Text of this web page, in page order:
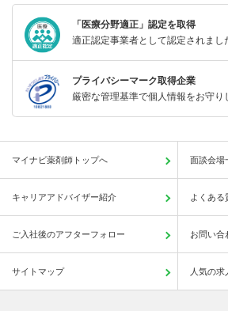
「医療分野適正」認定を取得
適正認定事業者として認定されまし
プライバシーマーク取得企業
厳密な管理基準で個人情報をお守り
マイナビ薬剤師トップへ 面談会場
キャリアアドバイザー紹介 よくある
ご入社後のアフターフォロー お問い合
サイトマップ 人気の求